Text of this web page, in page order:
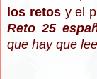
los retosy el
Reto 25
que hay que